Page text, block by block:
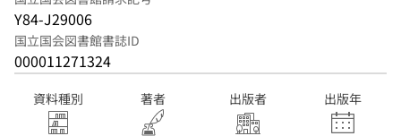
Y84-J29006
国立国会図書館書誌ID
000011271324
資料種別 著者 出版者 出版年